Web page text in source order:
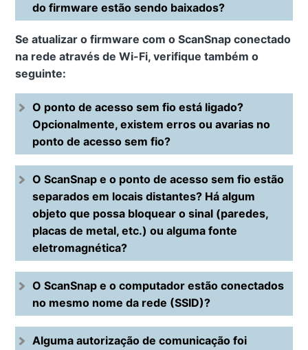
do firmware estão sendo baixados?
Se atualizar o firmware com o ScanSnap conectado
na rede através de Wi-Fi, verifique também o
seguinte:
O ponto de acesso sem fio está ligado?
Opcionalmente, existem erros ou avarias no
ponto de acesso sem fio?
O ScanSnap e o ponto de acesso sem fio estão
separados em locais distantes? Há algum
objeto que possa bloquear o sinal (paredes,
placas de metal, etc.) ou alguma fonte
eletromagnética?
O ScanSnap e o computador estão conectados
no mesmo nome da rede (SSID)?
Alguma autorização de comunicação foi